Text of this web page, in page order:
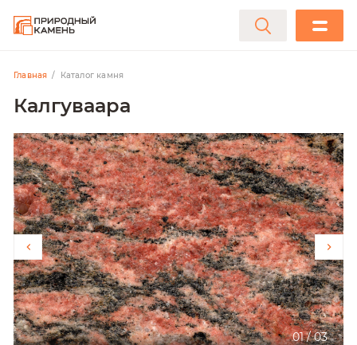
Главная Каталог камня
Калгуваара
01/03